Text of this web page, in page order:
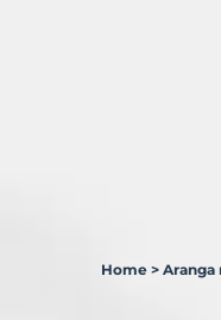
Home >